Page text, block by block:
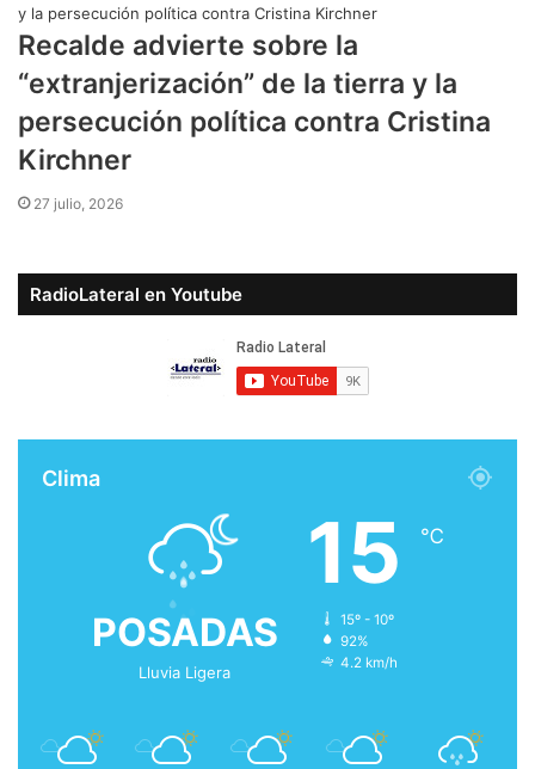
Recalde advierte sobre la
“extranjerización” de la tierra y la
persecución política contra Cristina
Kirchner
27 julio, 2026
RadioLateral en Youtube
Clima
POSADAS
Lluvia Ligera
15 ℃
15º - 10º
92%
4.2 km/h